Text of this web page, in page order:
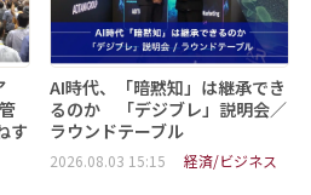
す
AI時代、「暗黙知」は継承でき
るのか 「デジブレ」説明会／
ラウンドテーブル
2026.08.03 15:15 経済/ビジネス